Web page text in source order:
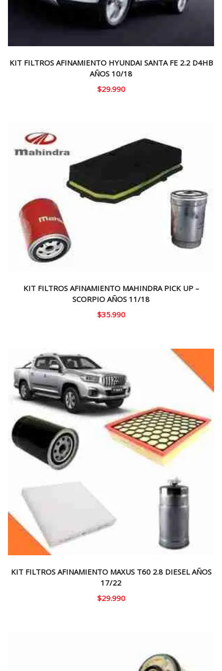
KIT FILTROS AFINAMIENTO HYUNDAI SANTA FE 2.2 D4HB
AÑOS 10/18
$29.990
KIT FILTROS AFINAMIENTO MAHINDRA PICK UP –
SCORPIO AÑOS 11/18
$35.990
KIT FILTROS AFINAMIENTO MAXUS T60 2.8 DIESEL AÑOS
17/22
$29.990